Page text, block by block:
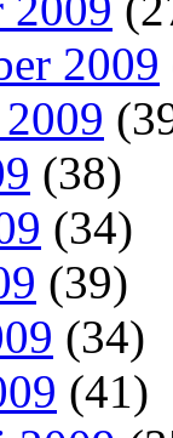
2009
(38)
(34)
(39)
(34)
(41)